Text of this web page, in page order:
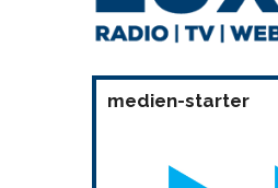
medien-starter